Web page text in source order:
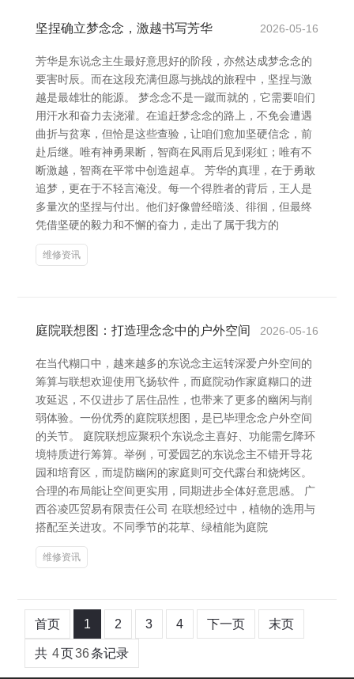
坚捏确立梦念念，激越书写芳华 2026-05-16
芳华是东说念主生最好意思好的阶段，亦然达成梦念念的
要害时辰。而在这段充满但愿与挑战的旅程中，坚捏与激
越是最雄壮的能源。 梦念念不是一蹴而就的，它需要咱们
用汗水和奋力去浇灌。在追赶梦念念的路上，不免会遭遇
曲折与贫寒，但恰是这些查验，让咱们愈加坚硬信念，前
赴后继。唯有神勇果断，智商在风雨后见到彩虹；唯有不
断激越，智商在平常中创造超卓。 芳华的真理，在于勇敢
追梦，更在于不轻言淹没。每一个得胜者的背后，王人是
多量次的坚捏与付出。他们好像曾经暗淡、徘徊，但最终
凭借坚硬的毅力和不懈的奋力，走出了属于我方的
维修资讯
庭院联想图：打造理念念中的户外空间 2026-05-16
在当代糊口中，越来越多的东说念主运转深爱户外空间的
筹算与联想欢迎使用飞扬软件，而庭院动作家庭糊口的进
攻延迟，不仅进步了居住品性，也带来了更多的幽闲与削
弱体验。一份优秀的庭院联想图，是已毕理念念户外空间
的关节。 庭院联想应聚积个东说念主喜好、功能需乞降环
境特质进行筹算。举例，可爱园艺的东说念主不错开导花
园和培育区，而堤防幽闲的家庭则可交代露台和烧烤区。
合理的布局能让空间更实用，同期进步全体好意思感。 广
西谷凌匹贸易有限责任公司 在联想经过中，植物的选用与
搭配至关进攻。不同季节的花草、绿植能为庭院
维修资讯
首页 1 2 3 4 下一页 末页
共 4页36条记录